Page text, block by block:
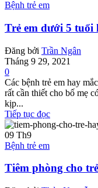
Bệnh trẻ em
Trẻ em dưới 5 tuổi
Đăng bởi Trần Ngân
Tháng 9 29, 2021
0
Các bệnh trẻ em hay
rất cần thiết cho bố mẹ
kịp...
Tiếp tục đọc
09 Th9
Bệnh trẻ em
Tiêm phòng cho